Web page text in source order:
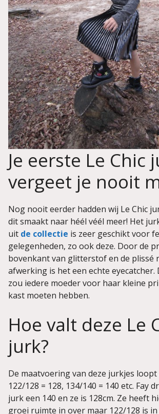
Je eerste Le Chic
vergeet je nooit
Nog nooit eerder hadden wij Le Chic
dit smaakt naar héél véél meer! Het
uit de collectie is zeer geschikt voor
gelegenheden, zo ook deze. Door de
bovenkant van glitterstof en de plissé
afwerking is het een echte eyecatcher.
zou iedere moeder voor haar kleine
kast moeten hebben.
Hoe valt deze Le
jurk?
De maatvoering van deze jurkjes
122/128 = 128, 134/140 = 140 etc. Fay
jurk een 140 en ze is 128cm. Ze heeft
groei ruimte in over maar 122/128 is in